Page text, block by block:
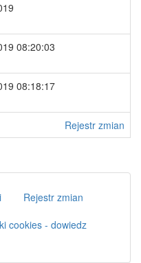
08:20:03
08:18:17
Rejestr zmian
Rejestr zmian
cookies - dowiedz